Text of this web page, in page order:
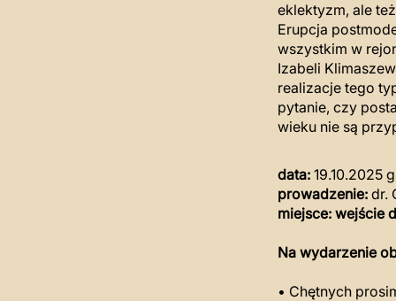
eklektyzm, ale
Erupcja
wszystkim w
Izabeli
realizacje tego
pytanie, czy
wieku nie są
data: 19.10.2025
prowadzenie: dr.
miejsce: wejście
Na wydarzenie
• Chętnych